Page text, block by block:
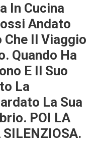
In Cucina
Andato
Che Il Viaggio
Quando Ha
E Il Suo
La
La Sua
POI LA
SILENZIOSA.